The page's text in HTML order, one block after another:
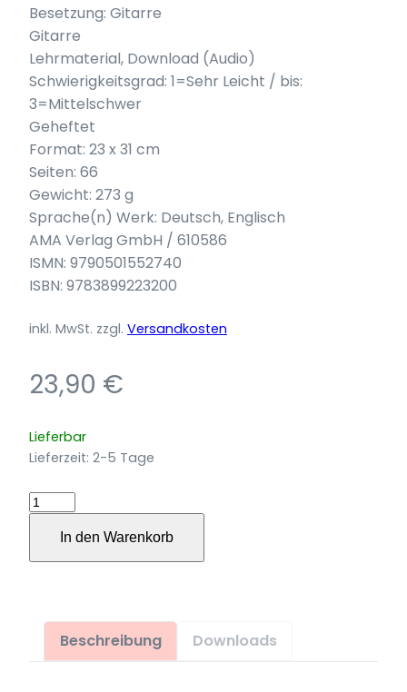
Besetzung: Gitarre
Gitarre
Lehrmaterial, Download (Audio)
Schwierigkeitsgrad: 1=Sehr Leicht / bis:
3=Mittelschwer
Geheftet
Format: 23 x 31 cm
Seiten: 66
Gewicht: 273 g
Sprache(n) Werk: Deutsch, Englisch
AMA Verlag GmbH / 610586
ISMN: 9790501552740
ISBN: 9783899223200
inkl. MwSt. zzgl. Versandkosten
23,90 €
Lieferbar
Lieferzeit: 2-5 Tage
Easy
Gitarre
zweiter
In den Warenkorb
Beschreibung Downloads